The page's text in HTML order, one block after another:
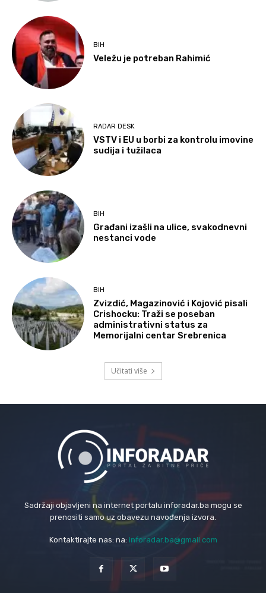
BIH
Veležu je potreban Rahimić
RADAR DESK
VSTV i EU u borbi za kontrolu imovine
sudija i tužilaca
BIH
Građani izašli na ulice, svakodnevni
nestanci vode
BIH
Zvizdić, Magazinović i Kojović pisali
Crishocku: Traži se poseban
administrativni status za
Memorijalni centar Srebrenica
Učitati više
Sadržaji objavljeni na internet portalu inforadar.ba mogu se
prenositi samo uz obavezu navođenja izvora.
Kontaktirajte nas: na: inforadar.ba@gmail.com